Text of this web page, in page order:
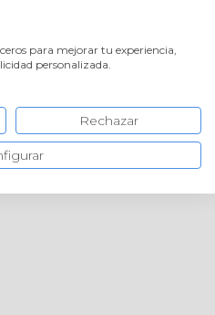
para mejorar tu experiencia,
personalizada.
Rechazar